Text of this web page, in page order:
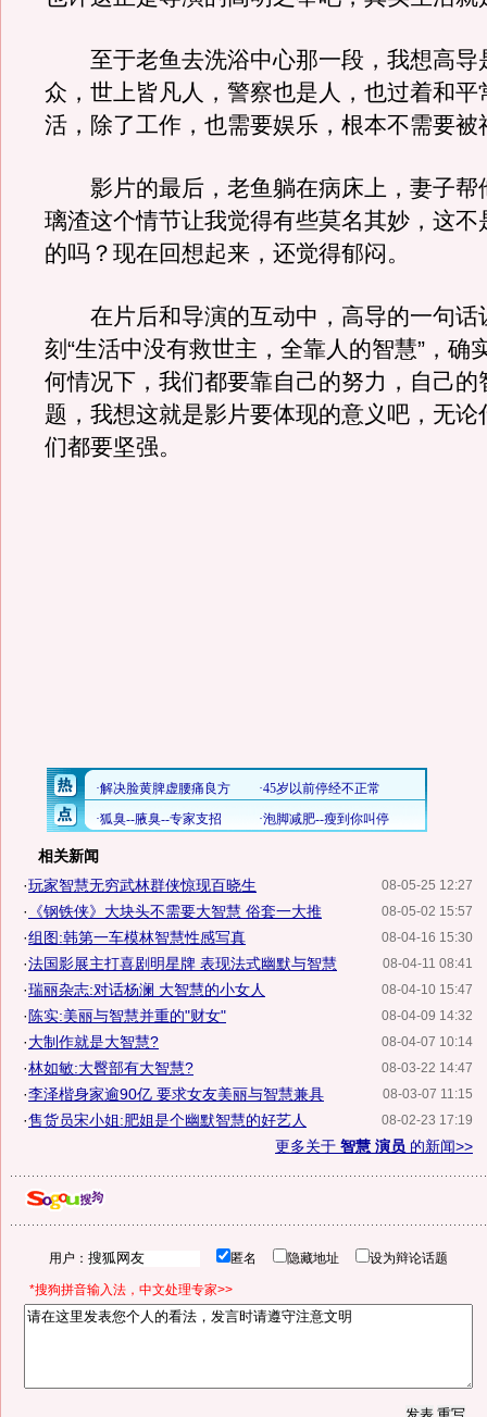
至于老鱼去洗浴中心那一段，我想高导
众，世上皆凡人，警察也是人，也过着和平
活，除了工作，也需要娱乐，根本不需要被
影片的最后，老鱼躺在病床上，妻子帮
璃渣这个情节让我觉得有些莫名其妙，这不
的吗？现在回想起来，还觉得郁闷。
在片后和导演的互动中，高导的一句话
刻“生活中没有救世主，全靠人的智慧”，确
何情况下，我们都要靠自己的努力，自己的
题，我想这就是影片要体现的意义吧，无论
们都要坚强。
相关新闻
08-05-25 12:27
·玩家智慧无穷武林群侠惊现百晓生
08-05-02 15:57
· 《钢铁侠》大块头不需要大智慧 俗套一大推
08-04-16 15:30
·组图:韩第一车模林智慧性感写真
08-04-11 08:41
·法国影展主打喜剧明星牌 表现法式幽默与智慧
08-04-10 15:47
·瑞丽杂志:对话杨澜 大智慧的小女人
08-04-09 14:32
· 陈实:美丽与智慧并重的"财女"
08-04-07 10:14
·大制作就是大智慧?
08-03-22 14:47
·林如敏:大臀部有大智慧?
08-03-07 11:15
·李泽楷身家逾90亿 要求女友美丽与智慧兼具
08-02-23 17:19
·售货员宋小姐:肥姐是个幽默智慧的好艺人
更多关于 智慧 演员 的新闻>>
用户： 匿名 隐藏地址 设为辩论话题
*搜狗拼音输入法，中文处理专家>>